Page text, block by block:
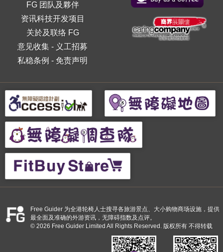
FG 团队及夥伴
资讯科技开发项目
关於及联络 FG
意见收集 - 义工招募
私稳条例 - 免责声明
Free Guider 为全港轮椅人士搜寻各旅游景点、大小购物商场设施，提供
最全面及准确的外游资讯，无障碍指数及点评。
© 2026 Free Guider Limited All Rights Reserved. 版权所有 不得转载